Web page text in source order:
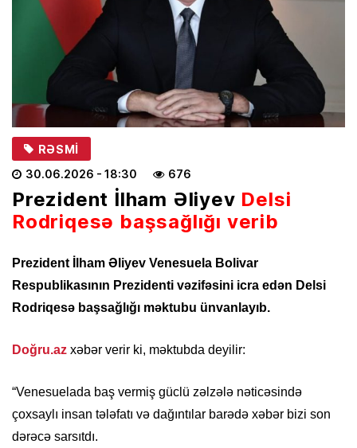
RƏSMI
30.06.2026 - 18:30 676
Prezident İlham Əliyev Delsi
Rodriqesə başsağlığı verib
Prezident İlham Əliyev Venesuela Bolivar
Respublikasının Prezidenti vəzifəsini icra edən Delsi
Rodriqesə başsağlığı məktubu ünvanlayıb.
Doğru.az xəbər verir ki, məktubda deyilir:
“Venesuelada baş vermiş güclü zəlzələ nəticəsində
çoxsaylı insan tələfatı və dağıntılar barədə xəbər bizi son
dərəcə sarsıtdı.